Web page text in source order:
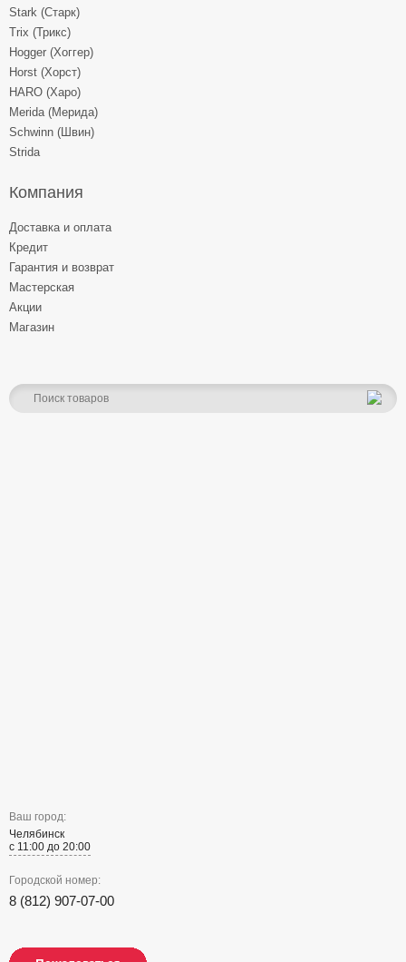
Stark (Старк)
Trix (Трикс)
Hogger (Хоггер)
Horst (Хорст)
HARO (Харо)
Merida (Мерида)
Schwinn (Швин)
Strida
Компания
Доставка и оплата
Кредит
Гарантия и возврат
Мастерская
Акции
Магазин
Ваш город:
Челябинск
с 11:00 до 20:00
Городской номер:
8 (812) 907-07-00